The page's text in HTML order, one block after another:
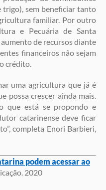
trigo), sem beneficiar tanto
familiar. Por outro
e Pecuária de Santa
de recursos diante
financeiros não sejam
crédito.
uma agricultura que já é
possa crescer ainda mais.
que está se propondo e
catarinense deve ficar
completa Enori Barbieri,
podem acessar ao
2020